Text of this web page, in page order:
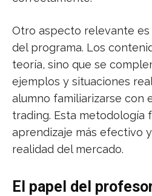
Otro aspecto relevante
del programa. Los
teoría, sino que se
ejemplos y situaciones
alumno familiarizarse con
trading. Esta metodología
aprendizaje más efectivo
realidad del mercado.
El papel del